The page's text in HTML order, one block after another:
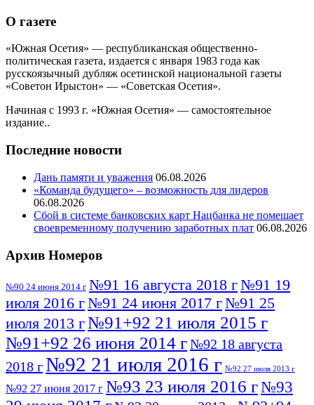
О газете
«Южная Осетия» — республиканская общественно-
политическая газета, издается с января 1983 года как
русскоязычный дубляж осетинской национальной газеты
«Советон Ирыстон» — «Советская Осетия».
Начиная с 1993 г. «Южная Осетия» — самостоятельное
издание..
Последние новости
Дань памяти и уважения 06.08.2026
«Команда будущего» – возможность для лидеров
06.08.2026
Сбой в системе банковских карт Нацбанка не помешает
своевременному получению заработных плат 06.08.2026
Архив Номеров
№90 24 июня 2014 г №91 16 августа 2018 г№91 19
июля 2016 г№91 24 июня 2017 г№91 25
июля 2013 г№91+92 21 июля 2015 г
№91+92 26 июня 2014 г№92 18 августа
2018 г№92 21 июля 2016 г №92 27 июля 2013 г
№92 27 июня 2017 г №93 23 июля 2016 г№93